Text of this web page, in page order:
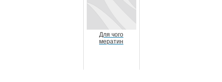
Для чого
мератин